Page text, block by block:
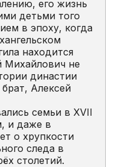
его жизнь
детьми того
в эпоху, когда
находится
Михайлович не
династии
Алексей
семьи в XVII
и даже в
о хрупкости
следа в
столетий.